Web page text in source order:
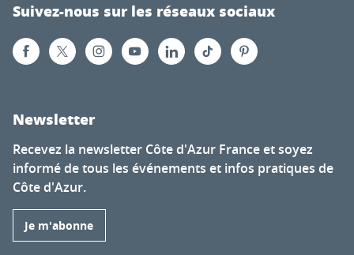
Suivez-nous sur les réseaux sociaux
Newsletter
Recevez la newsletter Côte d'Azur France et soyez
informé de tous les événements et infos pratiques de
Côte d'Azur.
Je m'abonne